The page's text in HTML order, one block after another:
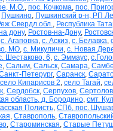
М.О., пос. Кочкома, пос.
Пушкино, Пушкинский р-н, РП
Свердл.обл., Республика
дону, Ростов-на-Дону,
с. Агаповка, с. Аскиз, с. Белавка,
МО, с. Микуличи, с. Новая
Шестаково, 6, с. Эммаус,
, Салым, Сальск, Самара,
Петерург, Саранск,
село Кипарисов 2, село Тагай,
, Сердобск, Серпухов,
область, д. Бородино, смт.
Полисть, СПб, пос.
, Ставрополь,
, Староминская, Старые